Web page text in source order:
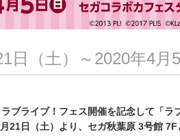
日（土）～2020年4月5
ブライブ！フェス開催を記念して「ラ
21日（土）より、セガ秋葉原 3号館 7F